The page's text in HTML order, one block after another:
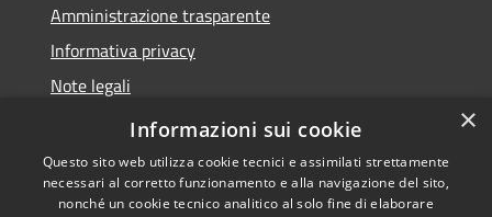
Amministrazione trasparente
Informativa privacy
Note legali
Dichiarazione di accessibilità
×
Informazioni sui cookie
Questo sito web utilizza cookie tecnici e assimilati strettamente
necessari al corretto funzionamento e alla navigazione del sito,
nonché un cookie tecnico analitico al solo fine di elaborare